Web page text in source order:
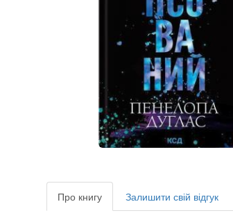
Про книгу Залишити свій відгук